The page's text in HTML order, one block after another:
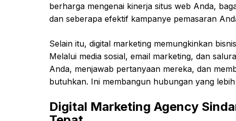
berharga mengenai kinerja situs web Anda,
dan seberapa efektif kampanye pemasaran
Selain itu, digital marketing memungkinkan
Melalui media sosial, email marketing, dan
Anda, menjawab pertanyaan mereka, dan
butuhkan. Ini membangun hubungan yang
Digital Marketing Agency